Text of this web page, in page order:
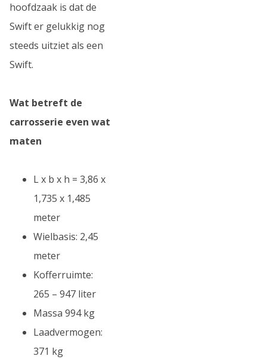
hoofdzaak is dat de
Swift er gelukkig nog
steeds uitziet als een
Swift.
Wat betreft de
carrosserie even wat
maten
L x b x h = 3,86 x
1,735 x 1,485
meter
Wielbasis: 2,45
meter
Kofferruimte:
265 – 947 liter
Massa 994 kg
Laadvermogen:
371 kg